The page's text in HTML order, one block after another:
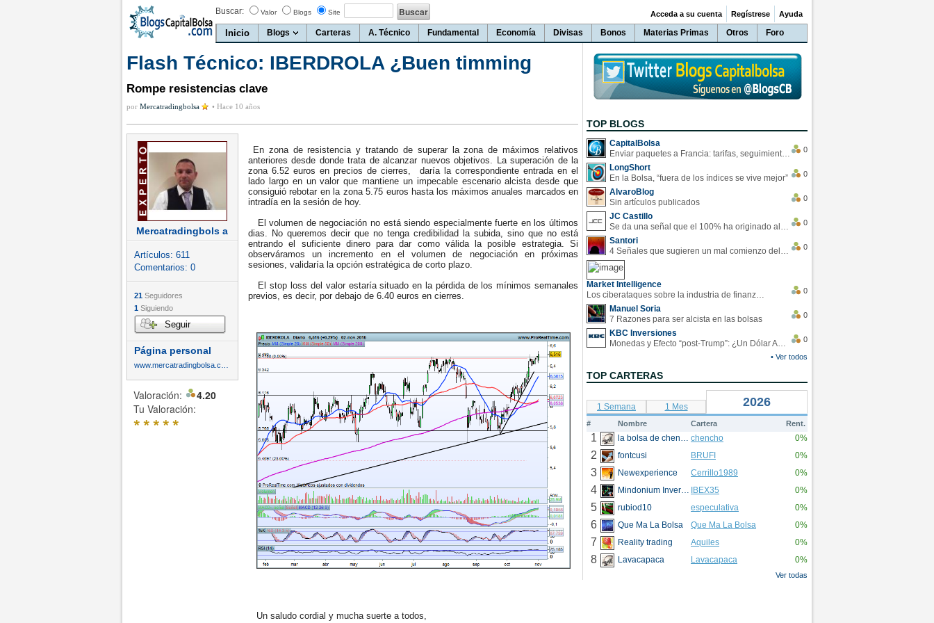
Buscar: Valor Blogs Site
Inicio Blogs Carteras A. Técnico Fundamental Economía Divisas Bonos Materias Primas Otros Foro
Acceda a su cuenta Regístrese Ayuda
Flash Técnico: IBERDROLA ¿Buen timming
Rompe resistencias clave
por Mercatradingbolsa • Hace 10 años
Mercatradingbols a
Artículos: 611
Comentarios: 0
21 Seguidores
1 Siguiendo
Seguir
Página personal
Valoración:
4.20
Tu Valoración:
*****
En zona de resistencia y tratando de superar la zona de máximos relativos
anteriores desde donde trata de alcanzar nuevos objetivos. La superación de la
zona 6.52 euros en precios de cierres, daría la correspondiente entrada en el
lado largo en un valor que mantiene un impecable escenario alcista desde que
consiguió rebotar en la zona 5.75 euros hasta los máximos anuales marcados en
intradía en la sesión de hoy.
El volumen de negociación no está siendo especialmente fuerte en los últimos
dias. No queremos decir que no tenga credibilidad la subida, sino que no está
entrando el suficiente dinero para dar como válida la posible estrategia. Si
observáramos un incremento en el volumen de negociación en próximas
sesiones, validaría la opción estratégica de corto plazo.
El stop loss del valor estaría situado en la pérdida de los mínimos semanales
previos, es decir, por debajo de 6.40 euros en cierres.
Un saludo cordial y mucha suerte a todos,
TOP BLOGS
CapitalBolsa
Enviar paquetes a Francia: tarifas, seguimiento y ventajas destacadas
0
LongShort
En la Bolsa, “fuera de los índices se vive mejor”
0
AlvaroBlog
Sin artículos publicados
0
JC Castillo
Se da una señal que el 100% ha originado alzas en las bolsas
0
Santori
4 Señales que sugieren un mal comienzo del 3T de la economía EEUU
0
Market Intelligence
Los ciberataques sobre la industria de finanzas se han duplicado este año
0
Manuel Soria
7 Razones para ser alcista en las bolsas
0
KBC Inversiones
Monedas y Efecto “post-Trump”: ¿Un Dólar Americano operando en rangos?
0
• Ver todos
TOP CARTERAS
1 Semana 1 Mes 2026
# Nombre Cartera Rent.
1 la bolsa de chencho chencho 0%
2 fontcusi BRUFI 0%
3 Newexperience Cerrillo1989 0%
4 Mindonium Inversions IBEX35 0%
5 rubiod10 especulativa 0%
6 Que Ma La Bolsa Que Ma La Bolsa 0%
7 Reality trading Aquiles 0%
8 Lavacapaca Lavacapaca 0%
Ver todas